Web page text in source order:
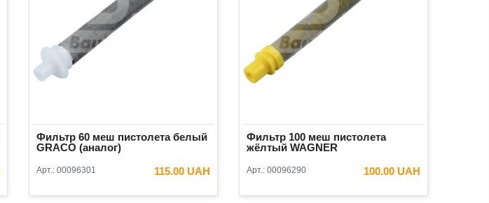
Фильтр 60 меш пистолета белый
GRACO (аналог)
Арт.: 00096301 115.00 UAH
В КОРЗИНУ
Фильтр 100 меш пистолета
жёлтый WAGNER
Арт.: 00096290 100.00 UAH
В КОРЗИНУ